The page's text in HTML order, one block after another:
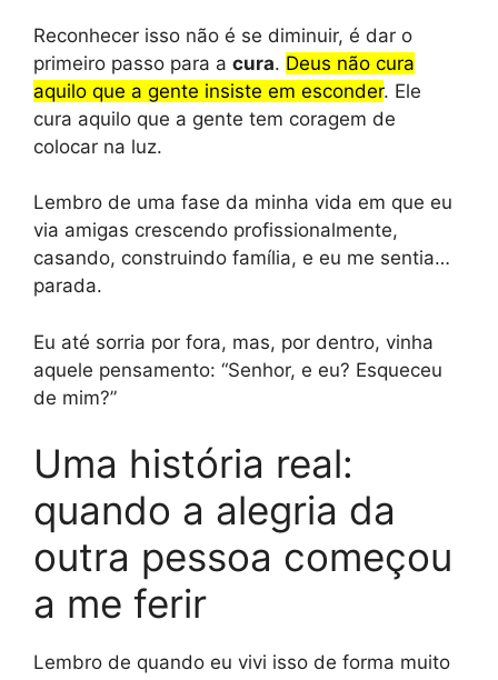
Reconhecer isso não é se diminuir, é dar o
primeiro passo para a cura. Deus não cura
aquilo que a gente insiste em esconder. Ele
cura aquilo que a gente tem coragem de
colocar na luz.
Lembro de uma fase da minha vida em que eu
via amigas crescendo profissionalmente,
casando, construindo família, e eu me sentia…
parada.
Eu até sorria por fora, mas, por dentro, vinha
aquele pensamento: “Senhor, e eu? Esqueceu
de mim?”
Uma história real:
quando a alegria da
outra pessoa começou
a me ferir
Lembro de quando eu vivi isso de forma muito